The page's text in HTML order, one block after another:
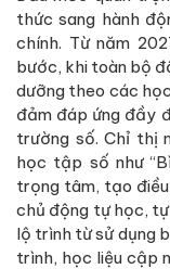
thức sang hành
chính. Từ năm
bước, khi toàn bộ
dưỡng theo các
đảm đáp ứng đầy
trường số. Chỉ thị
học tập số như
trọng tâm, tạo
chủ động tự học,
lộ trình từ sử dụng
trình, học liệu cập